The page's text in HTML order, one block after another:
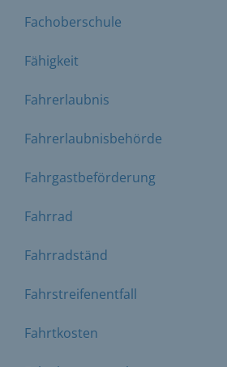
Fachoberschule
Fähigkeit
Fahrerlaubnis
Fahrerlaubnisbehörde
Fahrgastbeförderung
Fahrrad
Fahrradständ
Fahrstreifenentfall
Fahrtkosten